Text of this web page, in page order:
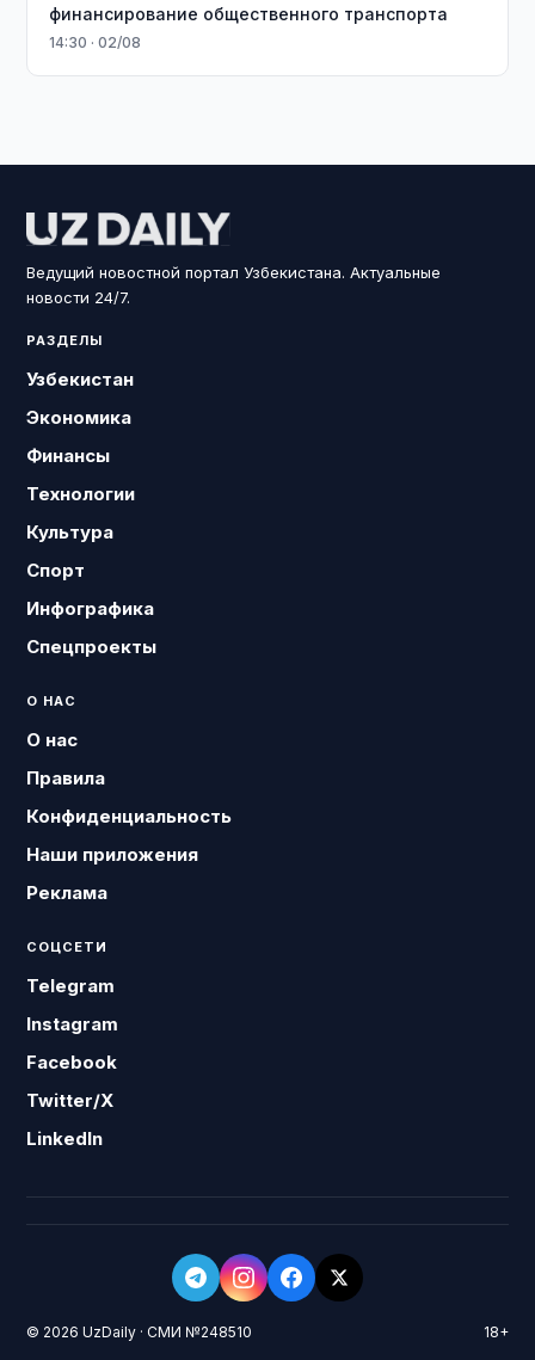
финансирование общественного транспорта
14:30 · 02/08
Ведущий новостной портал Узбекистана. Актуальные
новости 24/7.
РАЗДЕЛЫ
Узбекистан
Экономика
Финансы
Технологии
Культура
Спорт
Инфографика
Спецпроекты
О НАС
О нас
Правила
Конфиденциальность
Наши приложения
Реклама
СОЦСЕТИ
Telegram
Instagram
Facebook
Twitter/X
LinkedIn
© 2026 UzDaily · СМИ №248510 18+